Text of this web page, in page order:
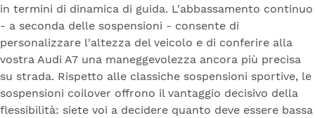
in termini di dinamica di guida. L'abbassamento continuo
- a seconda delle sospensioni - consente di
personalizzare l'altezza del veicolo e di conferire alla
vostra Audi A7 una maneggevolezza ancora più precisa
su strada. Rispetto alle classiche sospensioni sportive, le
sospensioni coilover offrono il vantaggio decisivo della
flessibilità: siete voi a decidere quanto deve essere bassa